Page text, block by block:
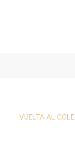
VUELTA AL COLE